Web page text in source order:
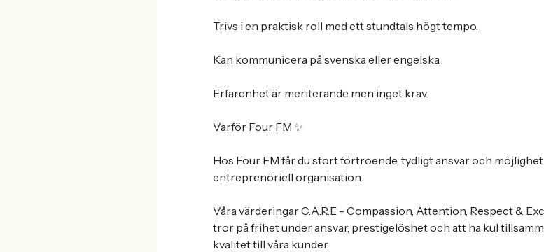
Trivs i en praktisk roll med ett stundtals högt tempo.
Kan kommunicera på svenska eller engelska.
Erfarenhet är meriterande men inget krav.
Varför Four FM ✨
Hos Four FM får du stort förtroende, tydligt ansvar och
entreprenöriell organisation.
Våra värderingar C.A.R.E - Compassion, Attention, Respect &
tror på frihet under ansvar, prestigelöshet och att ha kul
kvalitet till våra kunder.